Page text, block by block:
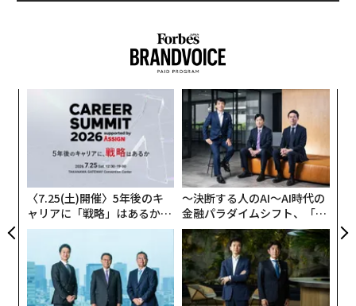
〈7.25(土)開催〉5年後のキ
ャリアに「戦略」はあるか。
トップエグゼクティブのキャ
リアに触れる1日│CAREER S
UMMIT 2026
〜決断する人のAI〜AI時代の
金融パラダイムシフト、「超
個別化」の核心 【MUFG×ウ
ェルスナビ×PwC】